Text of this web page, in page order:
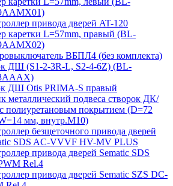
привода дверей AT-120
каретки L=57mm, правый (BL-
ВБПЛ4 (без комплекта)
ДШ (S1-2-3R-L, S2-4-6Z) (BL-
ДШ Otis PRIMA-S правый
металлический подвеса створок ДК/
полиуретановым покрытием (D=72
мм, внутр.М10)
безщеточного привода дверей
SDS AC-VVVF HV-MV PLUS
привода дверей Sematic SDS
Rel.4
привода дверей Sematic SZS DC-